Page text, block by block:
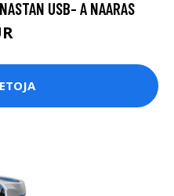
USB- A NAARAS